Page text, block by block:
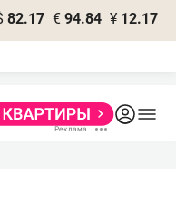
82.17 € 94.84 ¥ 12.17